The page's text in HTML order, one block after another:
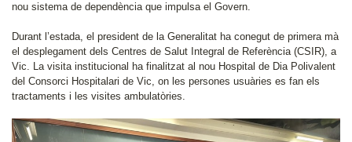
nou sistema de dependència que impulsa el Govern.
Durant l’estada, el president de la Generalitat ha conegut de primera mà
el desplegament dels Centres de Salut Integral de Referència (CSIR), a
Vic. La visita institucional ha finalitzat al nou Hospital de Dia Polivalent
del Consorci Hospitalari de Vic, on les persones usuàries es fan els
tractaments i les visites ambulatòries.